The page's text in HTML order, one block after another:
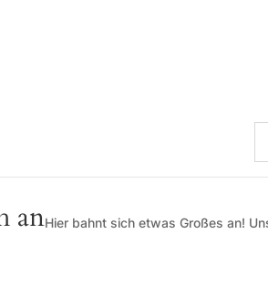
anHier bahnt sich etwas Großes an!